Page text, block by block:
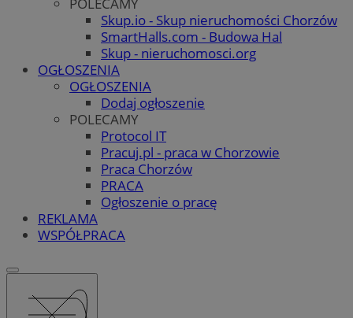
Skup.io - Skup nieruchomości Chorzów
SmartHalls.com - Budowa Hal
Skup - nieruchomosci.org
OGŁOSZENIA
OGŁOSZENIA
Dodaj ogłoszenie
POLECAMY
Protocol IT
Pracuj.pl - praca w Chorzowie
Praca Chorzów
PRACA
Ogłoszenie o pracę
REKLAMA
WSPÓŁPRACA